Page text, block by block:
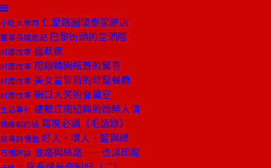
小吃大學問 仁愛路圓環秦家餅店
董事長嬉遊記 巴黎街頭的空酒瓶
封面故事 幽默瘋
封面故事 用眼睛開瓶蓋的驚喜
封面故事 美女當靠背的時髦餐廳
封面故事 開口大笑的會議室
生活專刊 體驗江南紹興的微醉人情
總編輯的話 每晚必讀《毛語錄》
商場自慢塾 好人、壞人、藍與綠
石頭評論 油路與絲路──也談印度